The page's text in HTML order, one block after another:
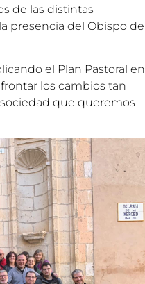
de las distintas
presencia del Obispo de
el Plan Pastoral en
los cambios tan
que queremos